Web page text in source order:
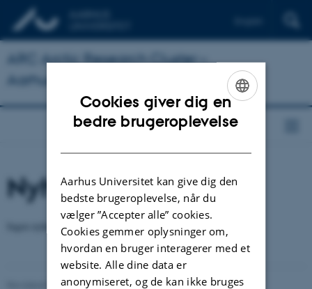
ARC Arctic Research Cluster –
Aarhus University
Nyheder
Ingen nyheder fundet.
Revideret 08.02.2023-Marie Frost Arndal
ENGLISH
Cookies giver dig en
bedre brugeroplevelse
Aarhus Universitet kan give dig den
bedste brugeroplevelse, når du
vælger ”Accepter alle” cookies.
Cookies gemmer oplysninger om,
hvordan en bruger interagerer med et
website. Alle dine data er
anonymiseret, og de kan ikke bruges